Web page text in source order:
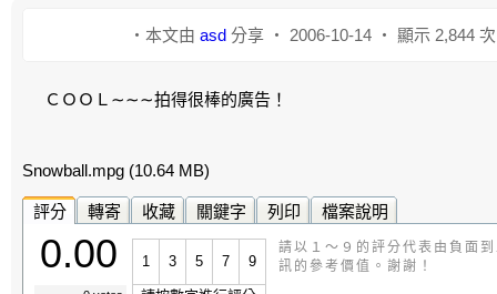
‧本文由 asd 分享 ‧ 2006-10-14 ‧ 顯示 2,844
ＣＯＯＬ∼∼∼拍得很棒的廣告！
Snowball.mpg (10.64 MB)
評分 轉寄 收藏 關鍵字 列印 檔案說明
0.00 1 3 5 7 9
請以１～９的評分代表由負面
訊的參考價值。謝謝！